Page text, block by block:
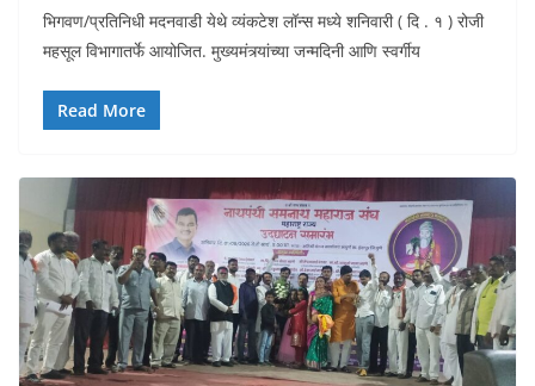
भिगवण/प्रतिनिधी मदनवाडी येथे व्यंकटेश लॉन्स मध्ये शनिवारी ( दि . १ ) रोजी
महसूल विभागातर्फे आयोजित. मुख्यमंत्र्यांच्या जन्मदिनी आणि स्वर्गीय
Read More